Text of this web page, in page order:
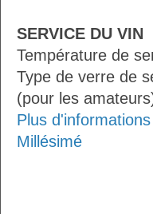
SERVICE DU VIN
Température de
Type de verre de
(pour les
Plus
Millésimé